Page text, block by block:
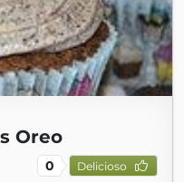
Oreo
0 Delicioso